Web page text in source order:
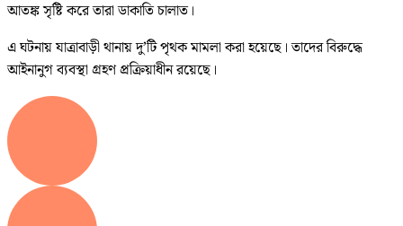
আতঙ্ক সৃষ্টি করে তারা ডাকাতি চালাত।
এ ঘটনায় যাত্রাবাড়ী থানায় দু’টি পৃথক মামলা করা হয়েছে। তাদের বিরুদ্ধে
আইনানুগ ব্যবস্থা গ্রহণ প্রক্রিয়াধীন রয়েছে।